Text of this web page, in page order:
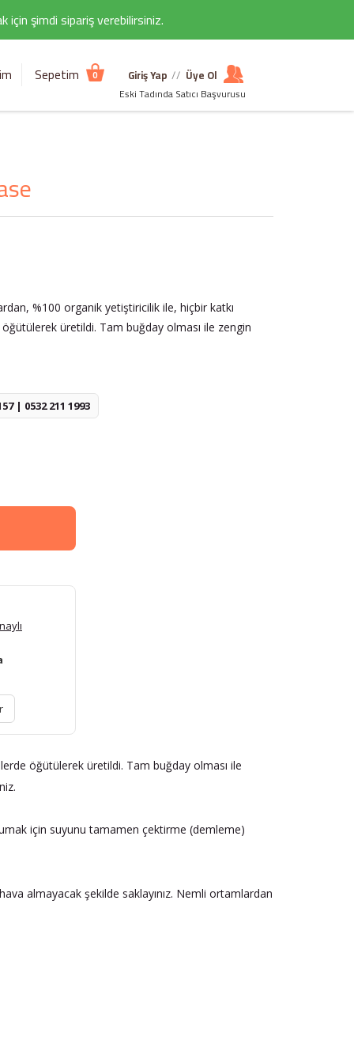
için şimdi sipariş verebilirsiniz.
Sepetim 0 Giriş Yap // Üye Ol
Eski Tadında Satıcı Başvurusu
%100 organik yetiştiricilik ile, hiçbir katkı
üretildi. Tam buğday olması ile zengin
| 0532 211 1993
öğütülerek üretildi. Tam buğday olması ile
için suyunu tamamen çektirme (demleme)
almayacak şekilde saklayınız. Nemli ortamlardan